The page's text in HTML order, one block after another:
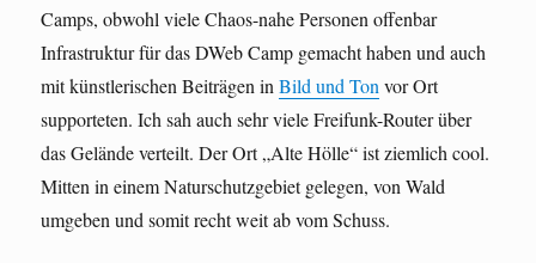
Camps, obwohl viele Chaos-nahe Personen offenbar
Infrastruktur für das DWeb Camp gemacht haben und auch
mit künstlerischen Beiträgen inBild und Ton vor Ort
supporteten. Ich sah auch sehr viele Freifunk-Router über
das Gelände verteilt. Der Ort „Alte Hölle“ ist ziemlich cool.
Mitten in einem Naturschutzgebiet gelegen, von Wald
umgeben und somit recht weit ab vom Schuss.